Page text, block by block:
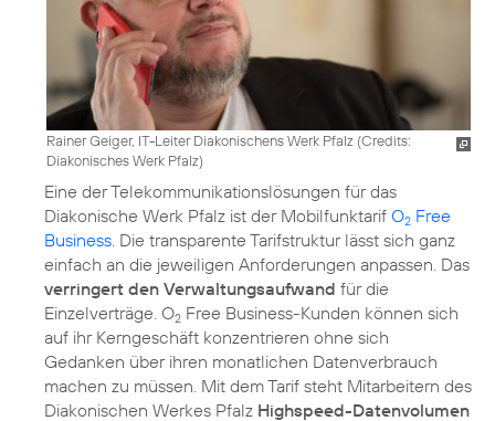
Rainer Geiger, IT-Leiter Diakonischens Werk Pfalz (Credits:
Diakonisches Werk Pfalz)
Eine der Telekommunikationslösungen für das
Diakonische Werk Pfalz ist der Mobilfunktarif O2 Free
Business. Die transparente Tarifstruktur lässt sich ganz
einfach an die jeweiligen Anforderungen anpassen. Das
verringert den Verwaltungsaufwand für die
Einzelverträge. O2 Free Business-Kunden können sich
auf ihr Kerngeschäft konzentrieren ohne sich
Gedanken über ihren monatlichen Datenverbrauch
machen zu müssen. Mit dem Tarif steht Mitarbeitern des
Diakonischen Werkes Pfalz Highspeed-Datenvolumen